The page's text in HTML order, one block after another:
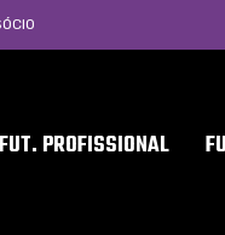
FUT. PROFISSIONAL